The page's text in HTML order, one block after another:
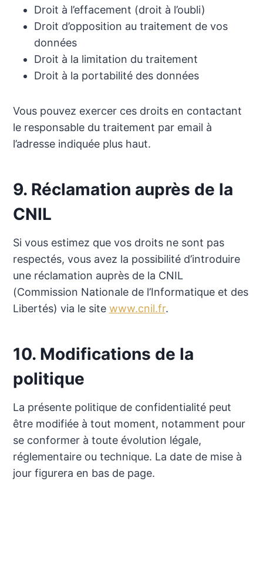
Droit à l’effacement (droit à l’oubli)
Droit d’opposition au traitement de vos
données
Droit à la limitation du traitement
Droit à la portabilité des données
Vous pouvez exercer ces droits en contactant
le responsable du traitement par email à
l’adresse indiquée plus haut.
9. Réclamation auprès de la
CNIL
Si vous estimez que vos droits ne sont pas
respectés, vous avez la possibilité d’introduire
une réclamation auprès de la CNIL
(Commission Nationale de l’Informatique et des
Libertés) via le site www.cnil.fr.
10. Modifications de la
politique
La présente politique de confidentialité peut
être modifiée à tout moment, notamment pour
se conformer à toute évolution légale,
réglementaire ou technique. La date de mise à
jour figurera en bas de page.